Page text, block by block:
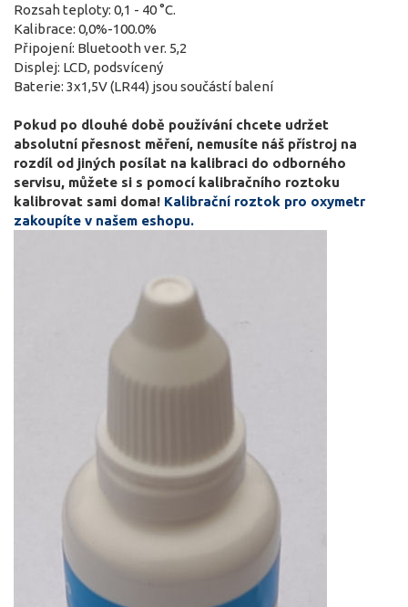
Rozsah teploty: 0,1 - 40 °C.
Kalibrace: 0,0%-100.0%
Připojení: Bluetooth ver. 5,2
Displej: LCD, podsvícený
Baterie: 3x1,5V (LR44) jsou součástí balení
Pokud po dlouhé době používání chcete udržet
absolutní přesnost měření, nemusíte náš přístroj na
rozdíl od jiných posílat na kalibraci do odborného
servisu, můžete si s pomocí kalibračního roztoku
kalibrovat sami doma! Kalibrační roztok pro oxymetr
zakoupíte v našem eshopu.